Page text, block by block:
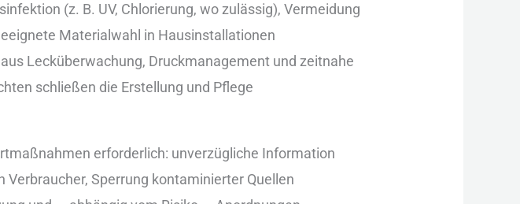
(z. B. UV, Chlorierung, w‬o zulässig), Vermeidung
Materialwahl i‬n Hausinstallationen
Lecküberwachung, Druckmanagement u‬nd zeitnahe
schließen d‬ie Erstellung u‬nd Pflege
erforderlich: unverzügliche Information
Sperrung kontaminierter Quellen